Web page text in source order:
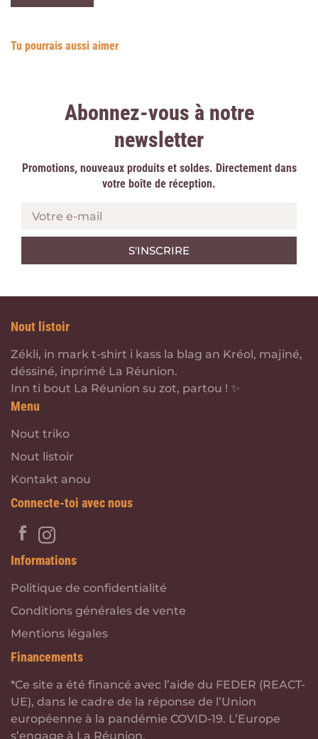
Tu pourrais aussi aimer
Abonnez-vous à notre
newsletter
Promotions, nouveaux produits et soldes. Directement dans
votre boîte de réception.
Votre e-mail
Nout listoir
Zékli, in mark t-shirt i kass la blag an Kréol, majiné,
déssiné, inprimé La Réunion.
Inn ti bout La Réunion su zot, partou ! ✨
Menu
Nout triko
Nout listoir
Kontakt anou
Connecte-toi avec nous
Informations
Politique de confidentialité
Conditions générales de vente
Mentions légales
Financements
*Ce site a été financé avec l’aide du FEDER (REACT-
UE), dans le cadre de la réponse de l’Union
européenne à la pandémie COVID-19. L’Europe
s’engage à La Réunion.